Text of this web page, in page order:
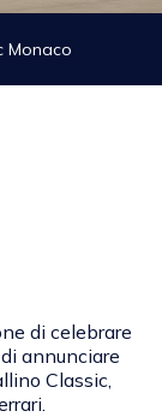
Monaco
di celebrare
annunciare
Classic,